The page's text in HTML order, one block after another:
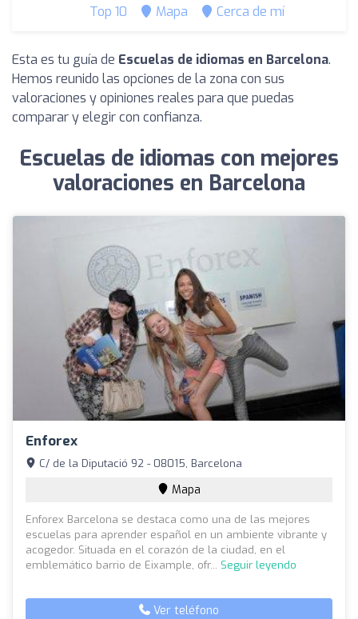
Top 10 Mapa Cerca de mí
Esta es tu guía de Escuelas de idiomas en Barcelona.
Hemos reunido las opciones de la zona con sus
valoraciones y opiniones reales para que puedas
comparar y elegir con confianza.
Escuelas de idiomas con mejores
valoraciones en Barcelona
Enforex
C/ de la Diputació 92 - 08015, Barcelona
Mapa
Enforex Barcelona se destaca como una de las mejores
escuelas para aprender español en un ambiente vibrante y
acogedor. Situada en el corazón de la ciudad, en el
emblemático barrio de Eixample, ofr... Seguir leyendo
Ver teléfono